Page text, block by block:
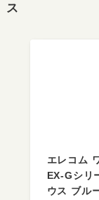
ス
エレコム
EX-Gシリ
ウス ブル